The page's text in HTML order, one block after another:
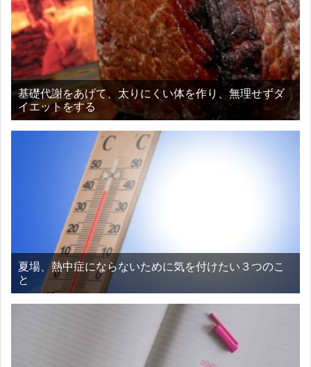
基礎代謝をあげて、太りにくい体を作り、無理せずダ
イエットをする
夏場、熱中症にならないために気を付けたい３つのこ
と